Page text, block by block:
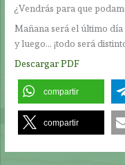
¿Vendrás para que
Mañana será el último día
y luego… ¡todo será
Descargar PDF
compartir
compartir